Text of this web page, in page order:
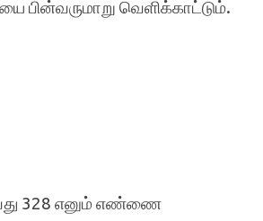
பின்வருமாறு வெளிக்காட்டும்.
328 எனும் எண்ணை